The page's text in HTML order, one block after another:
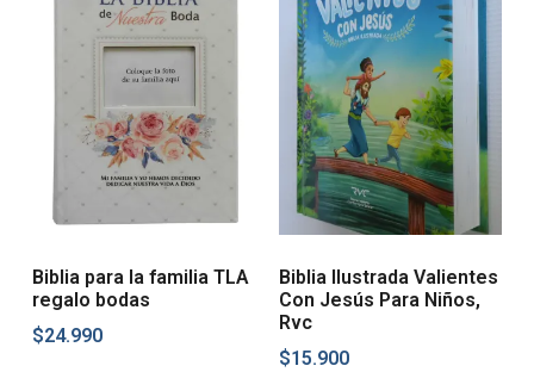
Biblia para la familia TLA
regalo bodas
$24.990
Biblia Ilustrada Valientes
Con Jesús Para Niños,
Rvc
$15.900